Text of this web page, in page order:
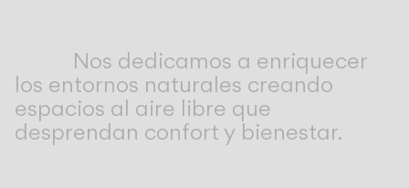
Composing Pendants
Atmósferas Conscientes
Servicios
Nos dedicamos a enriquecer
los entornos naturales creando
espacios al aire libre que
desprendan confort y bienestar.